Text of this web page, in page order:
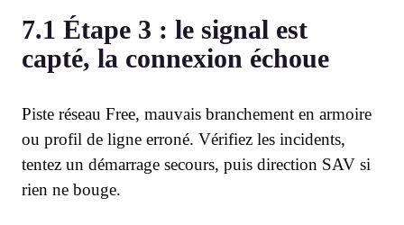
7.1 Étape 3 : le signal est
capté, la connexion échoue
Piste réseau Free, mauvais branchement en armoire
ou profil de ligne erroné. Vérifiez les incidents,
tentez un démarrage secours, puis direction SAV si
rien ne bouge.